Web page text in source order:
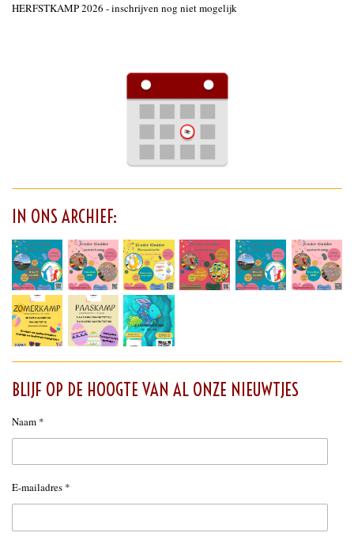
HERFSTKAMP 2026 - inschrijven nog niet mogelijk
IN ONS ARCHIEF:
BLIJF OP DE HOOGTE VAN AL ONZE NIEUWTJES
Naam *
E-mailadres *